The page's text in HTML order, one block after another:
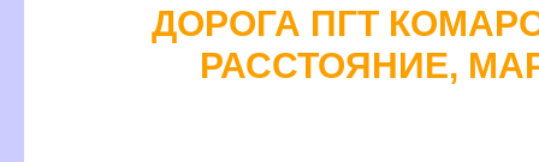
ДОРОГА ПГТ
РАССТОЯНИЕ,